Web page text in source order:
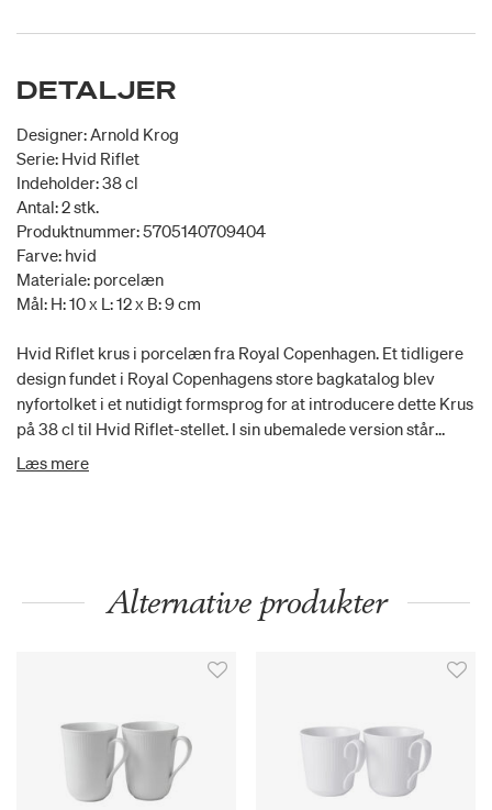
DETALJER
Designer: Arnold Krog
Serie: Hvid Riflet
Indeholder: 38 cl
Antal: 2 stk.
Produktnummer: 5705140709404
Farve: hvid
Materiale: porcelæn
Mål: H: 10 x L: 12 x B: 9 cm
Hvid Riflet krus i porcelæn fra Royal Copenhagen. Et tidligere
design fundet i Royal Copenhagens store bagkatalog blev
nyfortolket i et nutidigt formsprog for at introducere dette Krus
på 38 cl til Hvid Riflet-stellet. I sin ubemalede version står
kruset i en klassisk enkelthed med fokus på de taktile rifler.
Læs mere
Alternative produkter